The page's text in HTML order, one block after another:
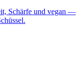
Schärfe und vegan —